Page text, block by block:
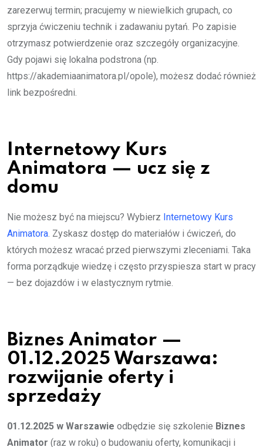
zarezerwuj termin; pracujemy w niewielkich grupach, co
sprzyja ćwiczeniu technik i zadawaniu pytań. Po zapisie
otrzymasz potwierdzenie oraz szczegóły organizacyjne.
Gdy pojawi się lokalna podstrona (np.
https://akademiaanimatora.pl/opole), możesz dodać również
link bezpośredni.
Internetowy Kurs
Animatora — ucz się z
domu
Nie możesz być na miejscu? Wybierz Internetowy Kurs
Animatora . Zyskasz dostęp do materiałów i ćwiczeń, do
których możesz wracać przed pierwszymi zleceniami. Taka
forma porządkuje wiedzę i często przyspiesza start w pracy
— bez dojazdów i w elastycznym rytmie.
Biznes Animator —
01.12.2025 Warszawa:
rozwijanie oferty i
sprzedaży
01.12.2025 w Warszawie odbędzie się szkolenie Biznes
Animator (raz w roku) o budowaniu oferty, komunikacji i